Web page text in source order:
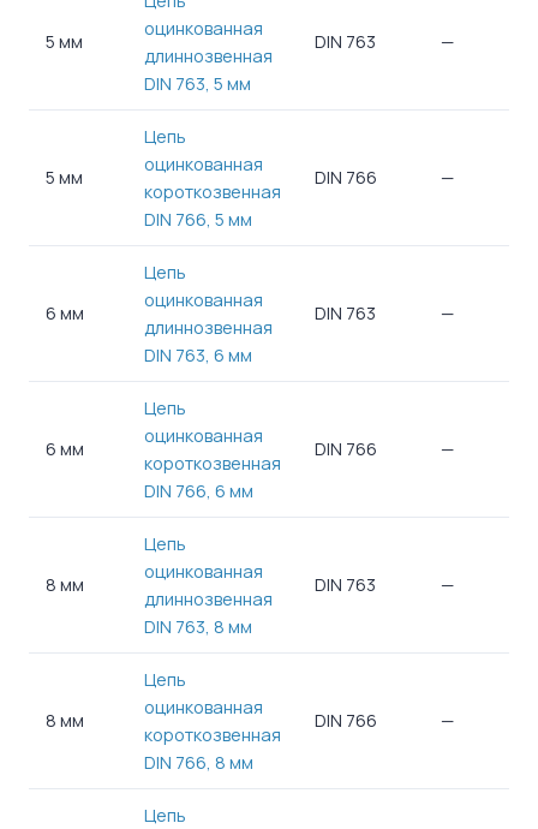
5 мм
оцинкованная
длиннозвенная
DIN 763, 5 мм
DIN 763 —
5 мм
Цепь
оцинкованная
короткозвенная
DIN 766, 5 мм
DIN 766 —
6 мм
Цепь
оцинкованная
длиннозвенная
DIN 763, 6 мм
DIN 763 —
6 мм
Цепь
оцинкованная
короткозвенная
DIN 766, 6 мм
DIN 766 —
8 мм
Цепь
оцинкованная
длиннозвенная
DIN 763, 8 мм
DIN 763 —
8 мм
Цепь
оцинкованная
короткозвенная
DIN 766, 8 мм
DIN 766 —
Цепь